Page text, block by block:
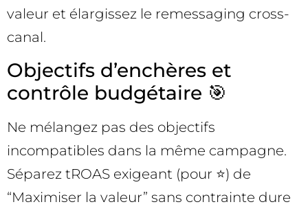
valeur et élargissez le remessaging cross-
canal.
Objectifs d’enchères et
contrôle budgétaire 🎯
Ne mélangez pas des objectifs
incompatibles dans la même campagne.
Séparez tROAS exigeant (pour ⭐) de
“Maximiser la valeur” sans contrainte dure